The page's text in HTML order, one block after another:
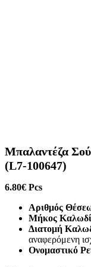
Μπαλαντέζα
(L7-100647)
6.80€ Pcs
Αριθμός
Μήκος
Διατομή
αναφερόμενη
Ονομαστικό